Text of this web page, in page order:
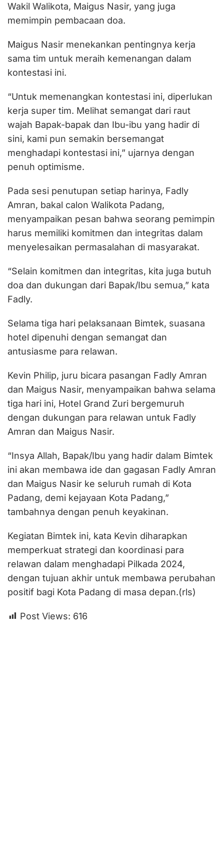
Wakil Walikota, Maigus Nasir, yang juga
memimpin pembacaan doa.
Maigus Nasir menekankan pentingnya kerja
sama tim untuk meraih kemenangan dalam
kontestasi ini.
“Untuk memenangkan kontestasi ini, diperlukan
kerja super tim. Melihat semangat dari raut
wajah Bapak-bapak dan Ibu-ibu yang hadir di
sini, kami pun semakin bersemangat
menghadapi kontestasi ini,” ujarnya dengan
penuh optimisme.
Pada sesi penutupan setiap harinya, Fadly
Amran, bakal calon Walikota Padang,
menyampaikan pesan bahwa seorang pemimpin
harus memiliki komitmen dan integritas dalam
menyelesaikan permasalahan di masyarakat.
“Selain komitmen dan integritas, kita juga butuh
doa dan dukungan dari Bapak/Ibu semua,” kata
Fadly.
Selama tiga hari pelaksanaan Bimtek, suasana
hotel dipenuhi dengan semangat dan
antusiasme para relawan.
Kevin Philip, juru bicara pasangan Fadly Amran
dan Maigus Nasir, menyampaikan bahwa selama
tiga hari ini, Hotel Grand Zuri bergemuruh
dengan dukungan para relawan untuk Fadly
Amran dan Maigus Nasir.
“Insya Allah, Bapak/Ibu yang hadir dalam Bimtek
ini akan membawa ide dan gagasan Fadly Amran
dan Maigus Nasir ke seluruh rumah di Kota
Padang, demi kejayaan Kota Padang,”
tambahnya dengan penuh keyakinan.
Kegiatan Bimtek ini, kata Kevin diharapkan
memperkuat strategi dan koordinasi para
relawan dalam menghadapi Pilkada 2024,
dengan tujuan akhir untuk membawa perubahan
positif bagi Kota Padang di masa depan.(rls)
Post Views: 616